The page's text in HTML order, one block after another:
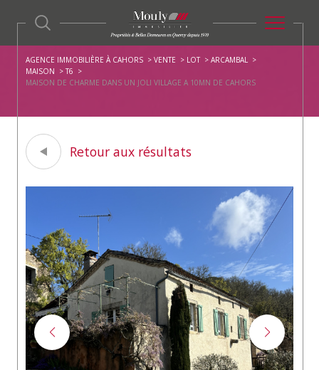
AGENCE IMMOBILIÈRE À CAHORS VENTE LOT
ARCAMBAL
MAISON
T6
MAISON DE CHARME DANS UN JOLI VILLAGE A 10MN DE CAHORS
Retour aux résultats